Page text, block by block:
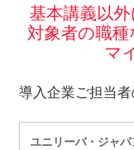
基本講義以外
対象者の職
マ
導入企業ご担当
ユニリーバ・ジャ